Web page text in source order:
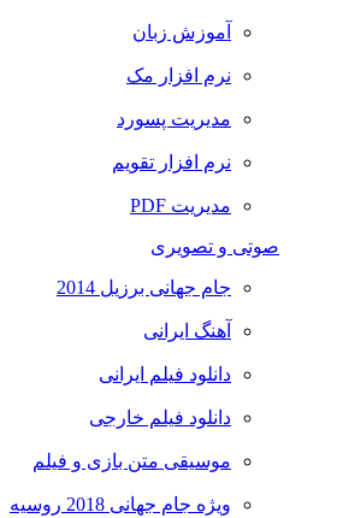
آموزش زبان
نرم افزار مک
مدیریت پسورد
نرم افزار تقویم
مدیریت PDF
صوتی و تصویری
جام جهانی برزیل 2014
آهنگ ایرانی
دانلود فیلم ایرانی
دانلود فیلم خارجی
موسیقی متن بازی و فیلم
ویژه جام جهانی 2018 روسیه